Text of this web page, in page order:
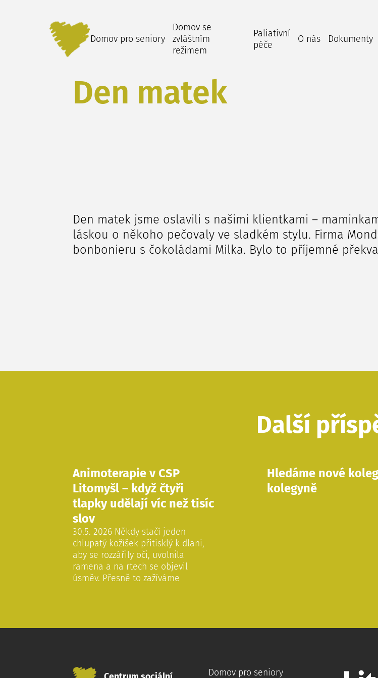
Domov pro seniory
Domov se
zvláštním
režimem
Paliativní
péče
O nás Dokumenty
Den matek
Den matek jsme oslavili s našimi klientkami –
láskou o někoho pečovaly ve sladkém stylu. Firma
bonbonieru s čokoládami Milka. Bylo to příjemné
Další
Animoterapie v CSP
Litomyšl – když čtyři
tlapky udělají víc než tisíc
slov
30.5. 2026 Někdy stačí jeden
chlupatý kožíšek přitisklý k dlani,
aby se rozzářily oči, uvolnila
ramena a na rtech se objevil
úsměv. Přesně to zažíváme
Hledáme nové
kolegyně
Domov pro seniory